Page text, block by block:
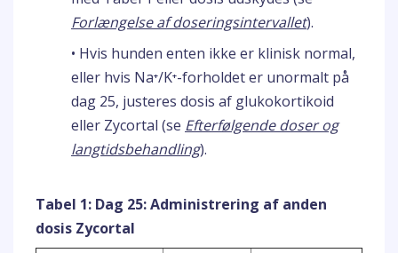
Forlængelse af doseringsintervallet).
• Hvis hunden enten ikke er klinisk normal,
eller hvis Na⁺/K⁺-forholdet er unormalt på
dag 25, justeres dosis af glukokortikoid
eller Zycortal (se Efterfølgende doser og
langtidsbehandling).
Tabel 1: Dag 25: Administrering af anden
dosis Zycortal